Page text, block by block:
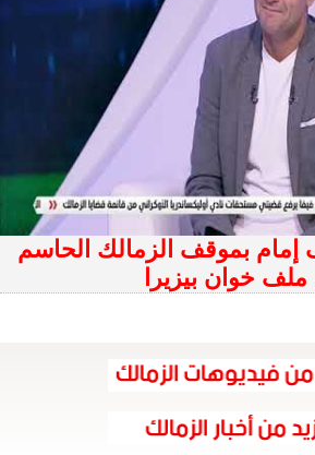
بموقف الزمالك الحاسم
خوان بيزيرا